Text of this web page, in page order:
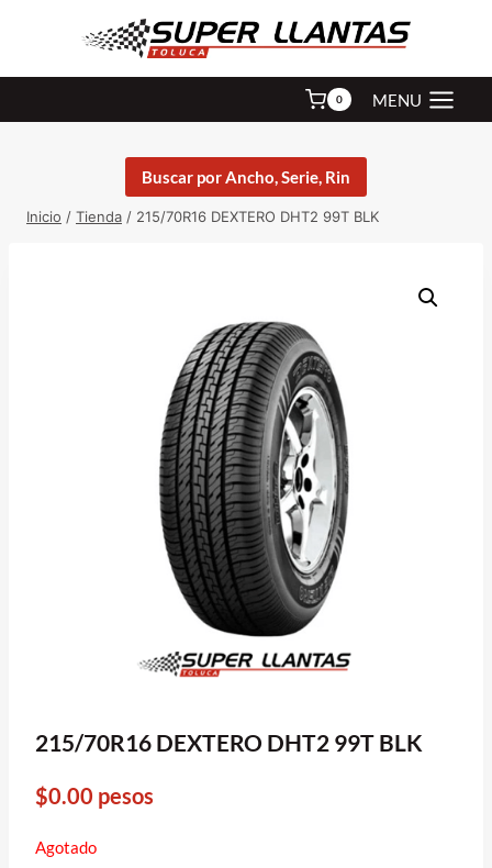
0 MENU
Buscar por Ancho, Serie, Rin
Inicio / Tienda / 215/70R16 DEXTERO DHT2 99T BLK
215/70R16 DEXTERO DHT2 99T BLK
$0.00 pesos
Agotado